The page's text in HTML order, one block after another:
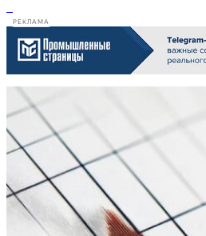
РЕКЛАМА